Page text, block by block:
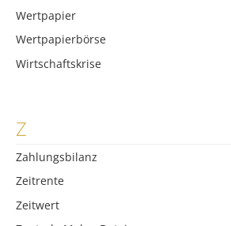
Wertpapier
Wertpapierbörse
Wirtschaftskrise
Z
Zahlungsbilanz
Zeitrente
Zeitwert